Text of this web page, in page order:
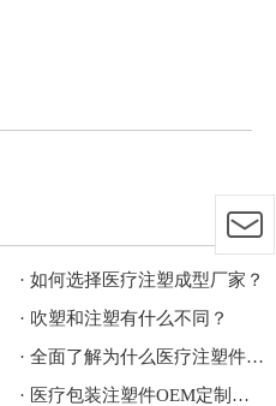
· 如何选择医疗注塑成型厂家？
· 吹塑和注塑有什么不同？
· 全面了解为什么医疗注塑件总出问题？
· 医疗包装注塑件OEM定制常见问题与注意事项